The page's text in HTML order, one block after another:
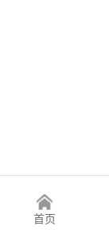
首页